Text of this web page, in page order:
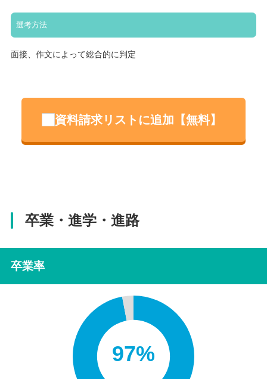
選考方法
面接、作文によって総合的に判定
資料請求リストに追加【無料】
卒業・進学・進路
卒業率
97%